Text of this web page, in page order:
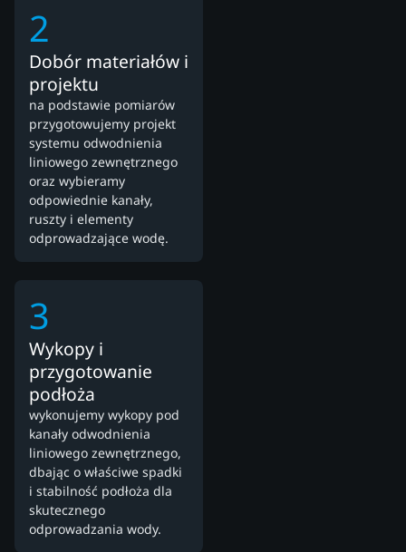
2
Dobór materiałów i
projektu
na podstawie pomiarów
przygotowujemy projekt
systemu odwodnienia
liniowego zewnętrznego
oraz wybieramy
odpowiednie kanały,
ruszty i elementy
odprowadzające wodę.
3
Wykopy i
przygotowanie
podłoża
wykonujemy wykopy pod
kanały odwodnienia
liniowego zewnętrznego,
dbając o właściwe spadki
i stabilność podłoża dla
skutecznego
odprowadzania wody.